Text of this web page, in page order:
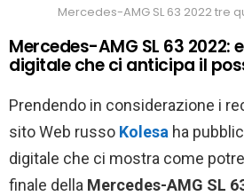
Mercedes-AMG SL 63 2022 tre
Mercedes-AMG SL 63 2022:
digitale che ci anticipa il
Prendendo in considerazione i
sito Web russo Kolesa ha
digitale che ci mostra come
finale della Mercedes-AMG SL